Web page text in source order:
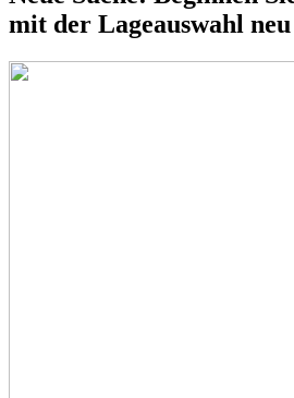
mit der Lageauswahl neu